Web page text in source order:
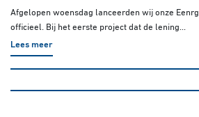
Afgelopen woensdag lanceerden wij onze
officieel. Bij het eerste project dat de lening...
Lees meer